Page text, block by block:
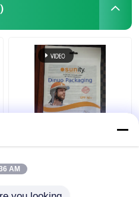
AM